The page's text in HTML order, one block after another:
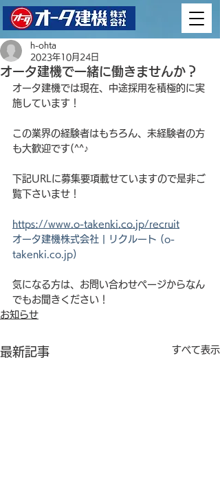
オータ建機で一緒に働きませんか？
h-ohta
2023年10月24日
オータ建機では現在、中途採用を積極的に実
施しています！
この業界の経験者はもちろん、未経験者の方
も大歓迎です(^^♪
下記URLに募集要項載せていますので是非ご
覧下さいませ！
https://www.o-takenki.co.jp/recruit
オータ建機株式会社 | リクルート (o-
takenki.co.jp)
気になる方は、お問い合わせページからなん
でもお聞きください！
お知らせ
最新記事 すべて表示